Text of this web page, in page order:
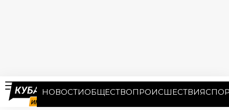
НОВОСТИОБЩЕСТВОПРОИСШЕСТВИЯ